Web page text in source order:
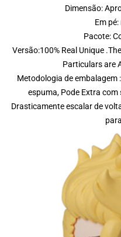
Dimensão:
Em
Pacote:
Versão:100% Real Unique
Particulars are
Metodologia de embalagem
espuma, Pode Extra
Drasticamente escalar de